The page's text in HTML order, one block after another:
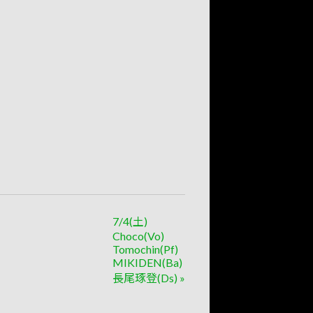
7/4(土)
Choco(Vo)
Tomochin(Pf)
MIKIDEN(Ba)
長尾琢登(Ds) »